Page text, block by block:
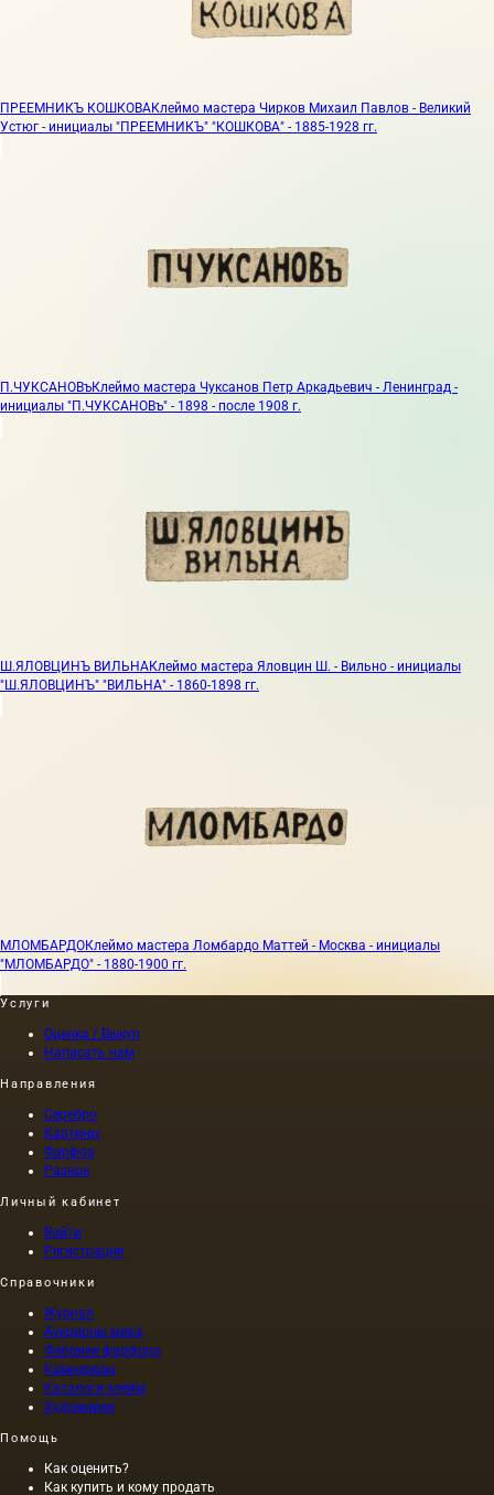
ПРЕЕМНИКЪ КОШКОВАКлеймо мастера Чирков Михаил Павлов - Великий
Устюг - инициалы "ПРЕЕМНИКЪ" "КОШКОВА" - 1885-1928 гг.
П.ЧУКСАНОВъКлеймо мастера Чуксанов Петр Аркадьевич - Ленинград -
инициалы "П.ЧУКСАНОВъ" - 1898 - после 1908 г.
Ш.ЯЛОВЦИНЪ ВИЛЬНАКлеймо мастера Яловцин Ш. - Вильно - инициалы
"Ш.ЯЛОВЦИНЪ" "ВИЛЬНА" - 1860-1898 гг.
МЛОМБАРДОКлеймо мастера Ломбардо Маттей - Москва - инициалы
"МЛОМБАРДО" - 1880-1900 гг.
Услуги
Оценка / Выкуп
Написать нам
Направления
Серебро
Картины
Фарфор
Разное
Личный кабинет
Войти
Регистрация
Справочники
Журнал
Аукционы мира
Фабрики фарфора
Камнерезы
Каталоги клейм
Художники
Помощь
Как оценить?
Как купить и кому продать